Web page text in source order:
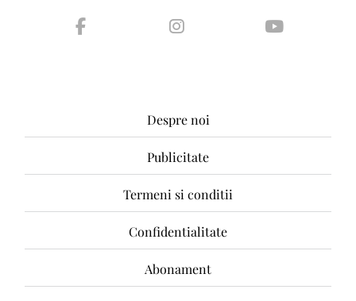
Despre noi
Publicitate
Termeni si conditii
Confidentialitate
Abonament